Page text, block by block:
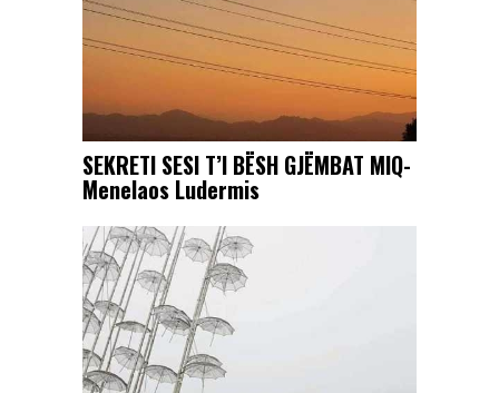
SEKRETI SESI T’I BËSH GJËMBAT MIQ-
Menelaos Ludermis